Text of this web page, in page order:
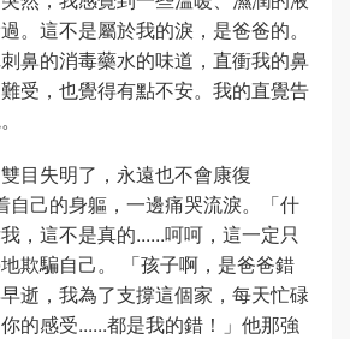
。這不是屬於我的淚，是爸爸的。
鼻的消毒藥水的味道，直衝我的鼻
受，也覺得有點不安。我的直覺告
目失明了，永遠也不會康復
自己的身軀，一邊痛哭流淚。「什
這不是真的......呵呵，這一定只
欺騙自己。 「孩子啊，是爸爸錯
逝，我為了支撐這個家，每天忙碌
的感受......都是我的錯！」他那強